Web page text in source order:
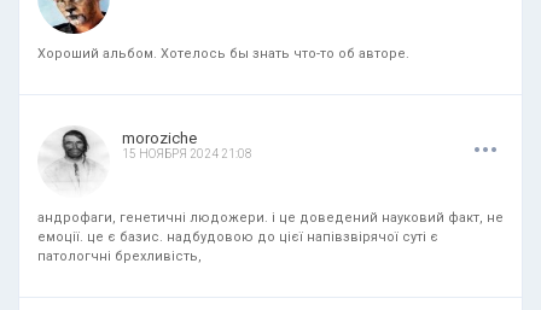
Хороший альбом. Хотелось бы знать что-то об авторе.
moroziche
15 НОЯБРЯ 2024 21:08 ...
андрофаги, генетичні людожери. і це доведений науковий факт, не
емоції. це є базис. надбудовою до цієї напівзвірячої суті є
патологчні брехливість,